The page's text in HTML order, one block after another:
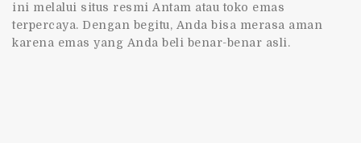
ini melalui situs resmi Antam atau toko emas
terpercaya. Dengan begitu, Anda bisa merasa aman
karena emas yang Anda beli benar-benar asli.